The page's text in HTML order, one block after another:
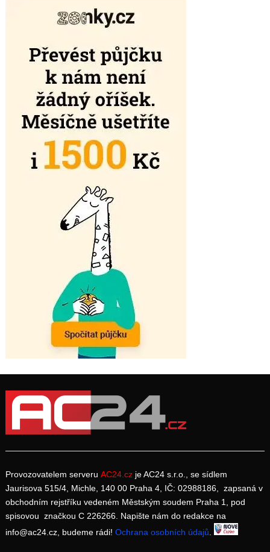
Provozovatelem serveru AC24.cz je AC24 s.r.o., se sídlem
Jaurisova 515/4, Michle, 140 00 Praha 4, IČ: 02988186, zapsaná v
obchodním rejstříku vedeném Městským soudem Praha 1, pod
spisovou značkou C 226266. Napište nám do redakce na
info@ac24.cz, budeme rádi! Ochrana osobních údajů